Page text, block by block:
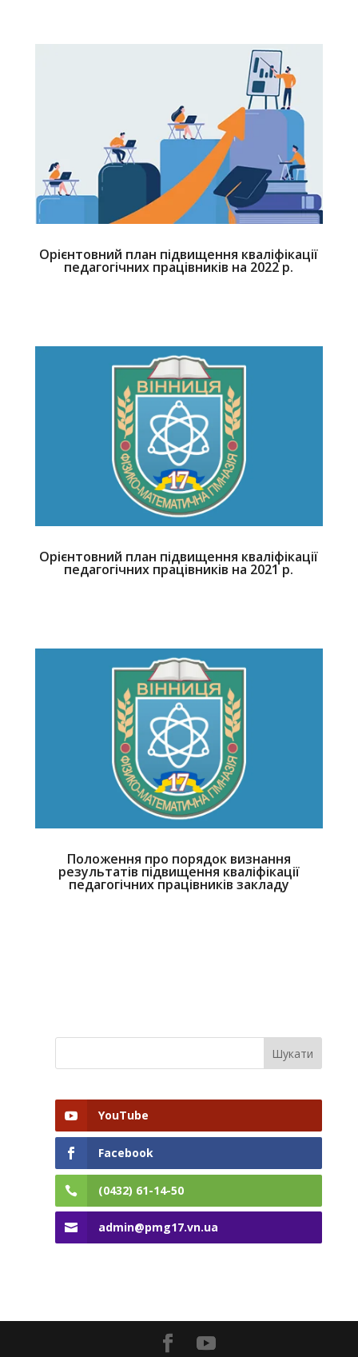
Орієнтовний план підвищення кваліфікації
педагогічних працівників на 2022 р.
Орієнтовний план підвищення кваліфікації
педагогічних працівників на 2021 р.
Положення про порядок визнання
результатів підвищення кваліфікації
педагогічних працівників закладу
YouTube
Facebook
(0432) 61-14-50
admin@pmg17.vn.ua